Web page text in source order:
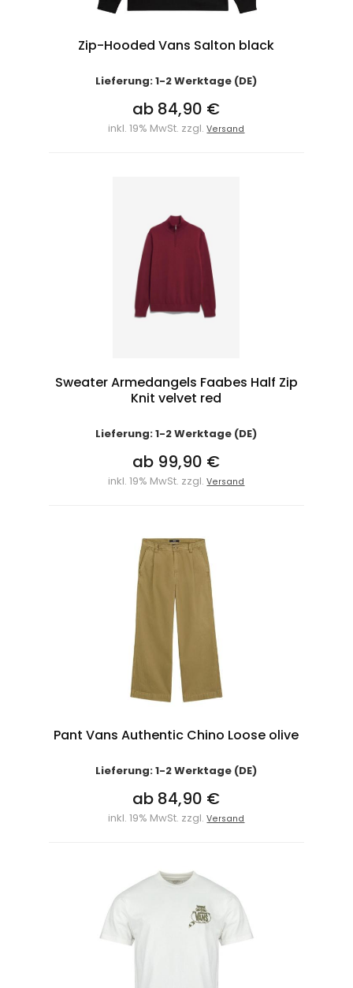
Zip-Hooded Vans Salton black
Lieferung: 1-2 Werktage (DE)
ab 84,90 €
inkl. 19% MwSt. zzgl.Versand
Sweater Armedangels Faabes Half Zip
Knit velvet red
Lieferung: 1-2 Werktage (DE)
ab 99,90 €
inkl. 19% MwSt. zzgl.Versand
Pant Vans Authentic Chino Loose olive
Lieferung: 1-2 Werktage (DE)
ab 84,90 €
inkl. 19% MwSt. zzgl.Versand